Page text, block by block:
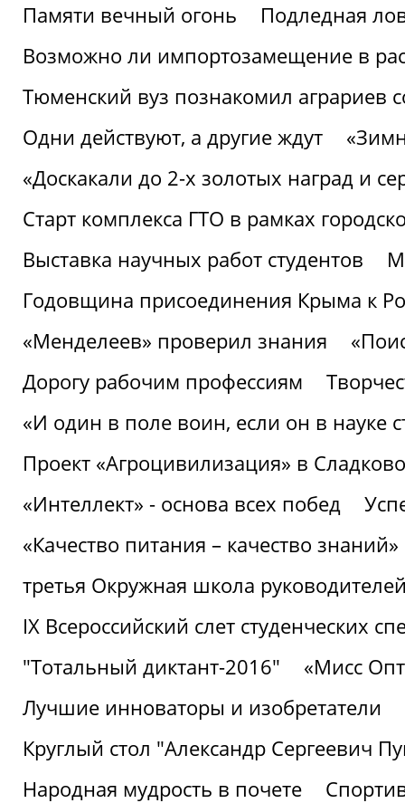
Памяти вечный огонь
Подледная
Возможно ли импортозамещение в
Тюменский вуз познакомил аграриев
Одни действуют, а другие ждут
«Доскакали до 2-х золотых наград и
Старт комплекса ГТО в рамках
Выставка научных работ студентов
Годовщина присоединения Крыма к
«Менделеев» проверил знания
Дорогу рабочим профессиям
«И один в поле воин, если он в науке
Проект «Агроцивилизация» в Сладково
«Интеллект» - основа всех побед
«Качество питания – качество знаний»
третья Окружная школа
IХ Всероссийский слет студенческих
"Тотальный диктант-2016"
«Мисс
Лучшие инноваторы и изобретатели
Круглый стол "Александр Сергеевич
Народная мудрость в почете